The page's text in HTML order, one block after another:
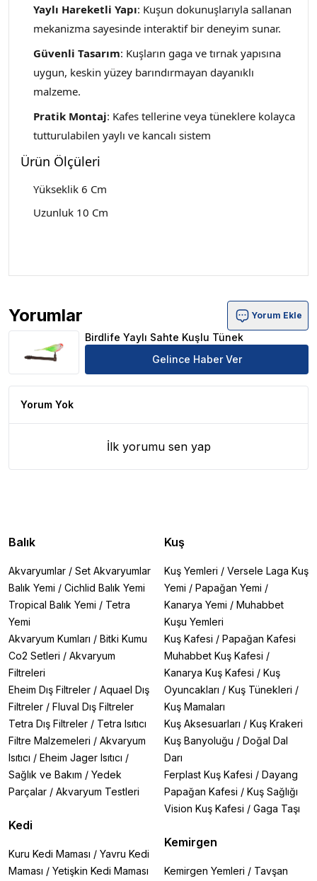
Yaylı Hareketli Yapı: Kuşun dokunuşlarıyla sallanan
mekanizma sayesinde interaktif bir deneyim sunar.
Güvenli Tasarım: Kuşların gaga ve tırnak yapısına
uygun, keskin yüzey barındırmayan dayanıklı
malzeme.
Pratik Montaj: Kafes tellerine veya tüneklere kolayca
tutturulabilen yaylı ve kancalı sistem
Ürün Ölçüleri
Yükseklik 6 Cm
Uzunluk 10 Cm
Yorumlar
Birdlife Yaylı Sahte Kuşlu Tünek Ürün Yorumları
Yorum Ekle
Birdlife Yaylı Sahte Kuşlu Tünek
Gelince Haber Ver
Yorum Yok
İlk yorumu sen yap
Balık
Akvaryumlar / Set Akvaryumlar
Balık Yemi / Cichlid Balık Yemi
Tropical Balık Yemi / Tetra
Yemi
Akvaryum Kumları / Bitki Kumu
Co2 Setleri / Akvaryum
Filtreleri
Eheim Dış Filtreler / Aquael Dış
Filtreler / Fluval Dış Filtreler
Tetra Dış Filtreler / Tetra Isıtıcı
Filtre Malzemeleri / Akvaryum
Isıtıcı / Eheim Jager Isıtıcı /
Sağlık ve Bakım / Yedek
Parçalar / Akvaryum Testleri
Kedi
Kuru Kedi Maması / Yavru Kedi
Maması / Yetişkin Kedi Maması
Kuş
Kuş Yemleri / Versele Laga Kuş
Yemi / Papağan Yemi /
Kanarya Yemi / Muhabbet
Kuşu Yemleri
Kuş Kafesi / Papağan Kafesi
Muhabbet Kuş Kafesi /
Kanarya Kuş Kafesi / Kuş
Oyuncakları / Kuş Tünekleri /
Kuş Mamaları
Kuş Aksesuarları / Kuş Krakeri
Kuş Banyoluğu / Doğal Dal
Darı
Ferplast Kuş Kafesi / Dayang
Papağan Kafesi / Kuş Sağlığı
Vision Kuş Kafesi / Gaga Taşı
Kemirgen
Kemirgen Yemleri / Tavşan